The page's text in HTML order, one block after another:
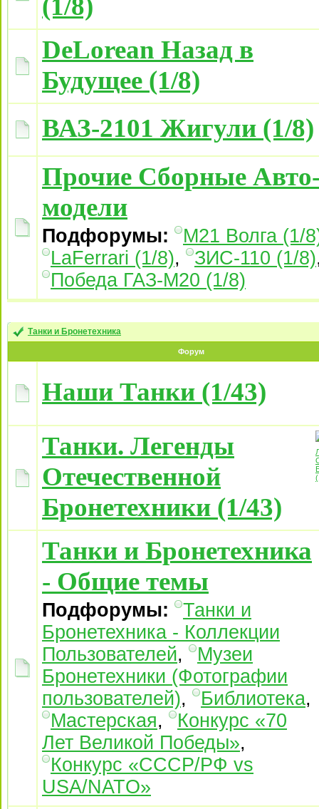
(1/8)
DeLorean Назад в
Будущее (1/8)
ВАЗ-2101 Жигули (1/8)
Прочие Сборные
модели
Подфорумы:
М21 Волга (1/
LaFerrari (1/8), ЗИС-110 (1/8)
Победа ГАЗ-М20 (1/8)
Танки и Бронетехника
Форум
Наши Танки (1/43)
Танки. Легенды
Отечественной
Бронетехники (1/43)
Танки и Бронетехника
- Общие темы
Подфорумы:
Танки и
Бронетехника - Коллекции
Пользователей,
Музеи
Бронетехники (Фотографии
пользователей), Библиотека,
Мастерская,
Конкурс «70
Лет Великой Победы»,
Конкурс «СССР/РФ vs
USA/NATO»